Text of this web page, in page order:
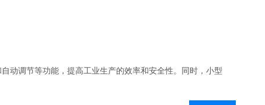
调节等功能，提高工业生产的效率和安全性。同时，小型